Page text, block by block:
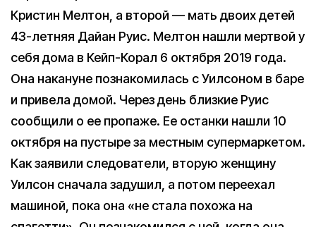
Кристин Мелтон, а второй — мать двоих детей
43-летняя Дайан Руис. Мелтон нашли мертвой у
себя дома в Кейп-Корал 6 октября 2019 года.
Она накануне познакомилась с Уилсоном в баре
и привела домой. Через день близкие Руис
сообщили о ее пропаже. Ее останки нашли 10
октября на пустыре за местным супермаркетом.
Как заявили следователи, вторую женщину
Уилсон сначала задушил, а потом переехал
машиной, пока она «не стала похожа на